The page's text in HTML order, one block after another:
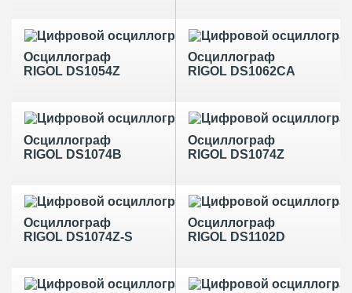
Осциллограф
RIGOL DS1054Z
Осциллограф
RIGOL DS1062CA
Осциллограф
RIGOL DS1074B
Осциллограф
RIGOL DS1074Z
Осциллограф
RIGOL DS1074Z-S
Осциллограф
RIGOL DS1102D